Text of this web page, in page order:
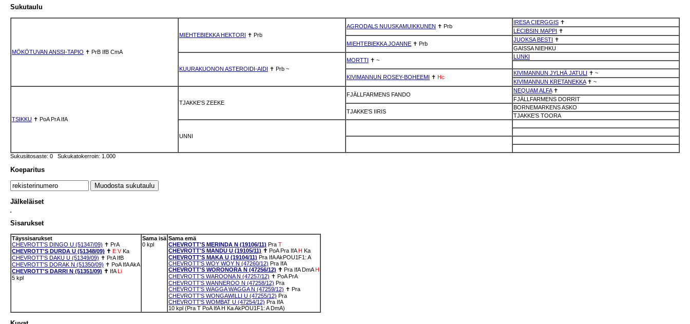
Sukutaulu
MÖKÖTUVAN ANSSI-TAPIO ✝ PrB IfB CmA
MIEHTEBIEKKA HEKTORI ✝ Prb
AGRODALS NUUSKAMUIKKUNEN ✝ Prb
IRESA CIERGGIS ✝
LECIBSIN MAPPI ✝
MIEHTEBIEKKA JOANNE ✝ Prb
JUOKSA BESTI ✝
GAISSA NIEHKU
KUURAKUONON ASTEROIDI-AIDI ✝ Prb ~
MORTTI ✝ ~
LUNKI
KIVIMANNUN ROSEY-BOHEEMI ✝ Hc
KIVIMANNUN JYLHÄ JATULI ✝ ~
KIVIMANNUN KRETANEKKA✝ ~
TSIKKU ✝ PoA PrA IfA
TJAKKE'S ZEEKE
FJÄLLFARMENS FANDO
NEQUAM ALFA✝
FJÄLLFARMENS DORRIT
TJAKKE'S IIRIS
BORNEMARKENS ASKO
TJAKKE'S TOORA
UNNI
Sukusiitosaste: 0 Sukukatokerroin: 1.000
Koeparitus
Jälkeläiset
Sisarukset
Täyssisarukset
CHEVROTT'S DINGO U (51347/09) ✝ PrA
CHEVROTT'S DURDA U (51348/09) ✝ E V Ka
CHEVROTT'S DAKU U (51349/09) ✝ PrA IfB
CHEVROTT'S DORAK N (51350/09) ✝ PoA IfAAkA
CHEVROTT'S DARRI N (51351/09) ✝ IfA Li
5 kpl
Sama isä
0 kpl
Sama emä
CHEVROTT'S MERINDA N (19106/11) Pra T
CHEVROTT'S MANDU U (19105/11) ✝ PoA Pra IfA H Ka
CHEVROTT'S MAKA U (19104/11) Pra IfAAkPOU1F1: A
CHEVROTT'S WOY WOY N (47260/12) Pra IfA
CHEVROTT'S WORONORA N (47256/12) ✝ Pra IfA DmA H
CHEVROTT'S WAROONA N (47257/12) ✝ PoA PrA
CHEVROTT'S WANNEROO N (47258/12) Pra
CHEVROTT'S WAGGA WAGGA N (47259/12) ✝ Pra
CHEVROTT'S WONGAWILLI U (47255/12) Pra
CHEVROTT'S WOMBAT U (47254/12) Pra IfA
10 kpl (Pra T PoA IfA H Ka AkPOU1F1: A DmA)